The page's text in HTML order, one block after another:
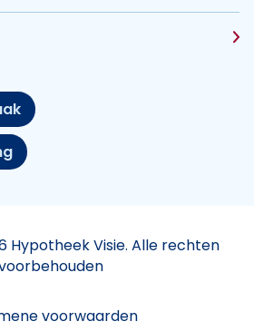
Hypotheek Visie. Alle rechten
voorwaarden